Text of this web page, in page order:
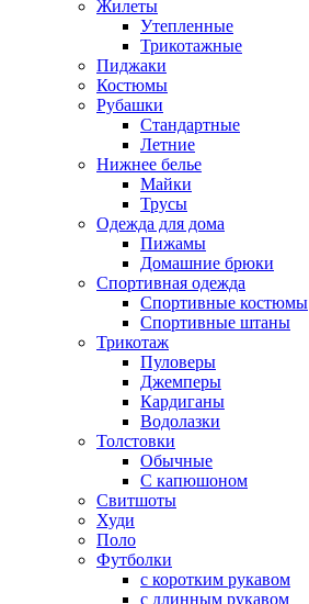
Жилеты
Утепленные
Трикотажные
Пиджаки
Костюмы
Рубашки
Стандартные
Летние
Нижнее белье
Майки
Трусы
Одежда для дома
Пижамы
Домашние брюки
Спортивная одежда
Спортивные костюмы
Спортивные штаны
Трикотаж
Пуловеры
Джемперы
Кардиганы
Водолазки
Толстовки
Обычные
С капюшоном
Свитшоты
Худи
Поло
Футболки
с коротким рукавом
с длинным рукавом